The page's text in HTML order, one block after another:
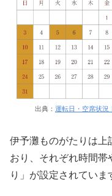
出典： 運転日・空席状況
伊予灘ものがたりは上
おり、それぞれ時間帯
り」が設定されていま